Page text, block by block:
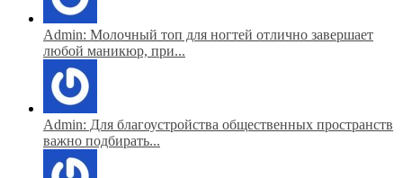
Admin: Молочный топ для ногтей отлично завершает
любой маникюр, при...
Admin: Для благоустройства общественных пространств
важно подбирать...